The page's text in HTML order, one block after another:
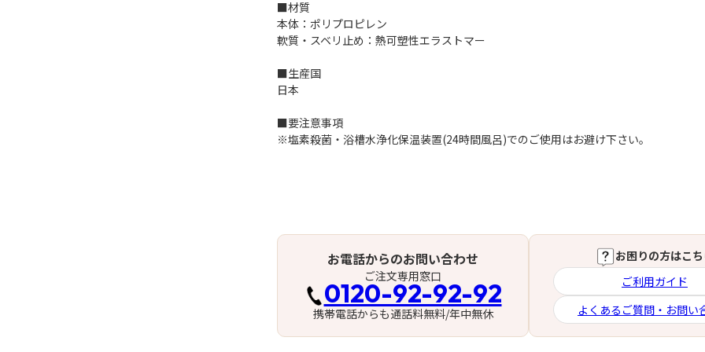
■材質
本体：ポリプロピレン
軟質・スベリ止め：熱可塑性エラストマー
■生産国
日本
■要注意事項
※塩素殺菌・浴槽水浄化保温装置(24時間風呂)でのご使用はお避け下さい。
お電話からのお問い合わせ
ご注文専用窓口
0120-92-92-92
携帯電話からも通話料無料/年中無休
お困りの方はこち
ご利用ガイド
よくあるご質問・お問い